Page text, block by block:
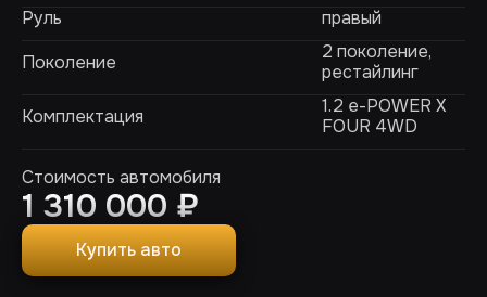
Руль
правый
Поколение
2 поколение,
рестайлинг
Комплектация
1.2 e-POWER X
FOUR 4WD
Стоимость автомобиля
1 310 000 ₽
Купить авто